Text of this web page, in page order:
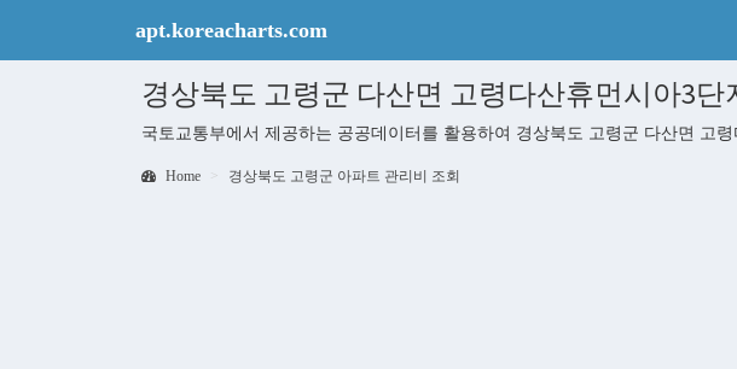
apt.koreacharts.com
경상북도 고령군 다산면 고령다산휴먼시아3
국토교통부에서 제공하는 공공데이터를 활용하여 경상북도 고령군 다산면 고
Home 경상북도 고령군 아파트 관리비 조회